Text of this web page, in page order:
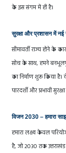
के इस संगम में ही है।
सुरक्षा और प्रशासन में नई
सीमावर्ती राज्य होने के
सोच के साथ, हमने
का निर्माण शुरू किया
पारदर्शी और प्रभावी
विजन 2030 – हमारा
हमारा लक्ष्य केवल
है, जो 2030 तक